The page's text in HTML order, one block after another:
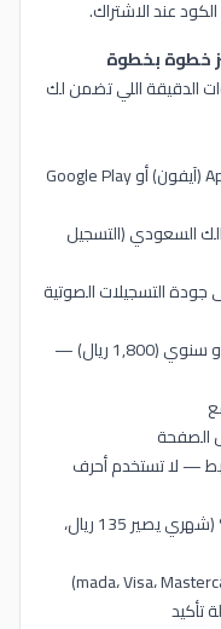
خطوة بخطوة
الدقيقة اللي تضمن لك
من App Store (آيفون) أو Google Play
السعودي (التسجيل
جودة التسجيلات الصوتية
: شهري (150 ريال) أو سنوي (1,800 ريال) —
الصفحة
— لا تستخدم أحرف
وتأكد إن السعر نزل 10% (شهري يصير 135 ريال،
تأكيد